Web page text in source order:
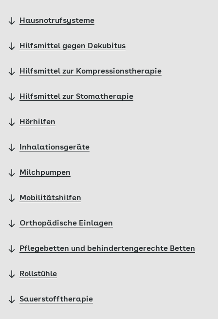
Hausnotrufsysteme
Hilfsmittel gegen Dekubitus
Hilfsmittel zur Kompressionstherapie
Hilfsmittel zur Stomatherapie
Hörhilfen
Inhalationsgeräte
Milchpumpen
Mobilitätshilfen
Orthopädische Einlagen
Pflegebetten und behindertengerechte Betten
Rollstühle
Sauerstofftherapie